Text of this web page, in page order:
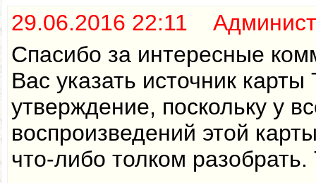
29.06.2016 22:11
Спасибо за интересные
Вас указать источник
утверждение, поскольку у
воспроизведений этой
что-либо толком